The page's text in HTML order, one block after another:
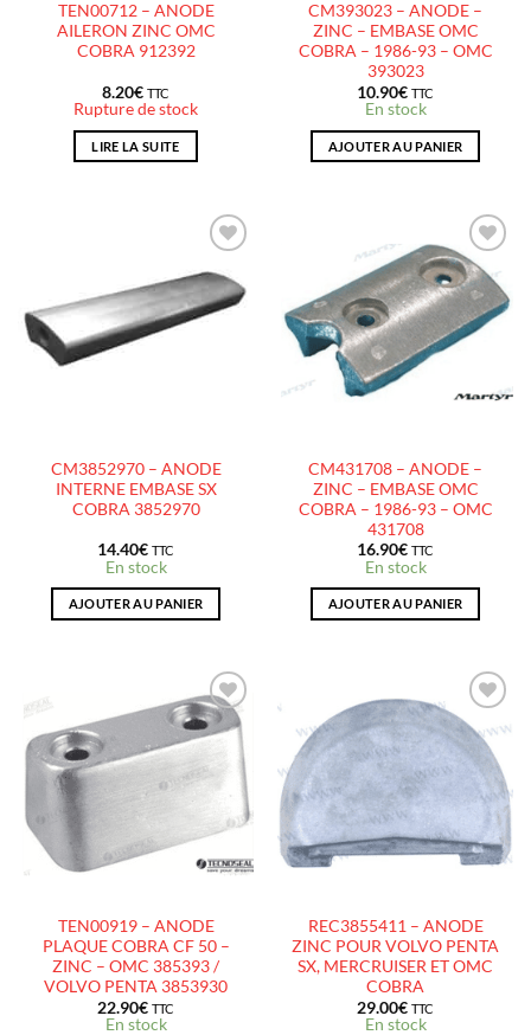
TEN00712 – ANODE
AILERON ZINC OMC
COBRA 912392
8.20€ TTC
Rupture de stock
LIRE LA SUITE
CM393023 – ANODE –
ZINC – EMBASE OMC
COBRA – 1986-93 – OMC
393023
10.90€ TTC
En stock
AJOUTER AU PANIER
AJOUTER
À LA
LISTE
D’ENVIES
CM3852970 – ANODE
INTERNE EMBASE SX
COBRA 3852970
14.40€ TTC
En stock
AJOUTER AU PANIER
AJOUTER
À LA
D’ENVIES
CM431708 – ANODE –
ZINC – EMBASE OMC
COBRA – 1986-93 – OMC
431708
16.90€ TTC
En stock
AJOUTER AU PANIER
AJOUTER
À LA
LISTE
D’ENVIES
TEN00919 – ANODE
PLAQUE COBRA CF 50 –
ZINC – OMC 385393 /
VOLVO PENTA 3853930
22.90€ TTC
En stock
AJOUTER
À LA
LISTE
D’ENVIES
REC3855411 – ANODE
ZINC POUR VOLVO PENTA
SX, MERCRUISER ET OMC
COBRA
29.00€ TTC
En stock